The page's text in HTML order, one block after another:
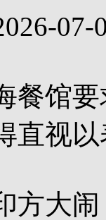
07-
餐馆
直视
方大